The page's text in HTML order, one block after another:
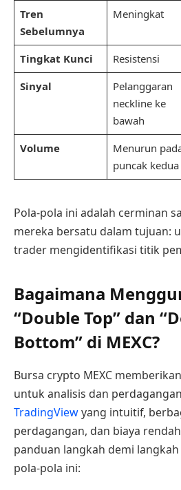
Tren
Sebelumnya
Meningkat
Tingkat Kunci Resistensi
Sinyal
Pelanggaran
neckline ke
bawah
Volume
Menurun
puncak kedua
Pola-pola ini adalah cerminan
mereka bersatu dalam tujuan:
trader mengidentifikasi titik
Bagaimana
“Double Top” dan
Bottom” di MEXC?
Bursa crypto MEXC
untuk analisis dan
TradingViewyang intuitif,
perdagangan, dan biaya
panduan langkah demi
pola-pola ini: